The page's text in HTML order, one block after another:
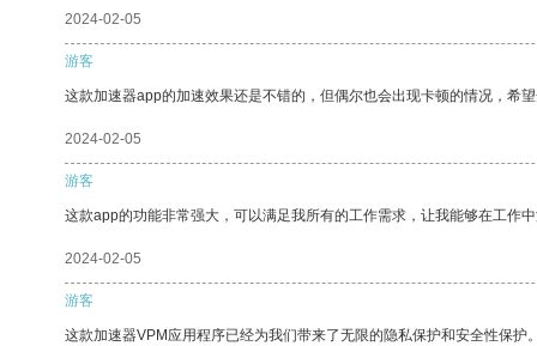
2024-02-05
游客
这款加速器app的加速效果还是不错的，但偶尔也会出现卡顿的情况，希
2024-02-05
游客
这款app的功能非常强大，可以满足我所有的工作需求，让我能够在工作
2024-02-05
游客
这款加速器VPM应用程序已经为我们带来了无限的隐私保护和安全性保护